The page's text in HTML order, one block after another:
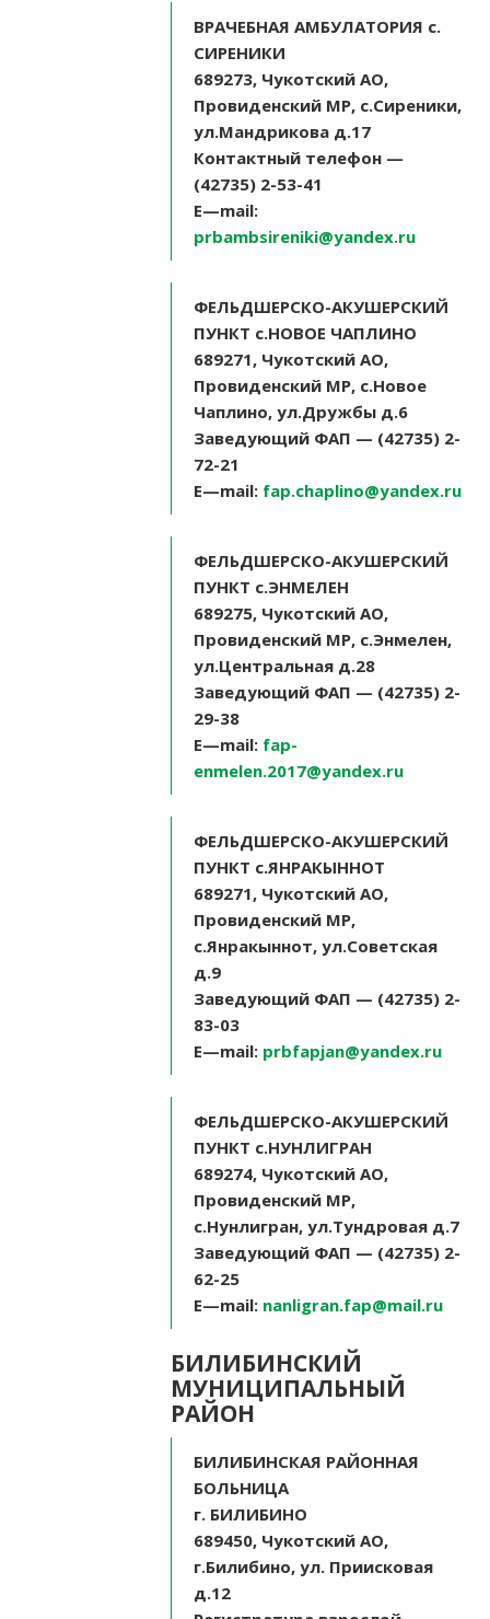
ВРАЧЕБНАЯ АМБУЛАТОРИЯ с.
СИРЕНИКИ
689273, Чукотский АО,
Провиденский МР, с.Сиреники,
ул.Мандрикова д.17
Контактный телефон —
(42735) 2-53-41
E—mail:
prbambsireniki@yandex.ru
ФЕЛЬДШЕРСКО-АКУШЕРСКИЙ
ПУНКТ с.НОВОЕ ЧАПЛИНО
689271, Чукотский АО,
Провиденский МР, с.Новое
Чаплино, ул.Дружбы д.6
Заведующий ФАП — (42735) 2-
72-21
E—mail: fap.chaplino@yandex.ru
ФЕЛЬДШЕРСКО-АКУШЕРСКИЙ
ПУНКТ с.ЭНМЕЛЕН
689275, Чукотский АО,
Провиденский МР, с.Энмелен,
ул.Центральная д.28
Заведующий ФАП — (42735) 2-
29-38
E—mail: fap-
enmelen.2017@yandex.ru
ФЕЛЬДШЕРСКО-АКУШЕРСКИЙ
ПУНКТ с.ЯНРАКЫННОТ
689271, Чукотский АО,
Провиденский МР,
с.Янракыннот, ул.Советская
д.9
Заведующий ФАП — (42735) 2-
83-03
E—mail: prbfapjan@yandex.ru
ФЕЛЬДШЕРСКО-АКУШЕРСКИЙ
ПУНКТ с.НУНЛИГРАН
689274, Чукотский АО,
Провиденский МР,
с.Нунлигран, ул.Тундровая д.7
Заведующий ФАП — (42735) 2-
62-25
E—mail: nanligran.fap@mail.ru
БИЛИБИНСКИЙ
МУНИЦИПАЛЬНЫЙ
РАЙОН
БИЛИБИНСКАЯ РАЙОННАЯ
БОЛЬНИЦА
г. БИЛИБИНО
689450, Чукотский АО,
г.Билибино, ул. Приисковая
д.12